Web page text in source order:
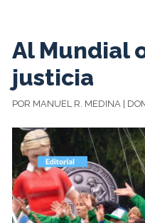
Al Mundial
justicia
POR MANUEL R. MEDINA |